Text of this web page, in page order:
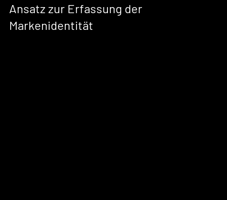
Ansatz zur Erfassung der
Markenidentität